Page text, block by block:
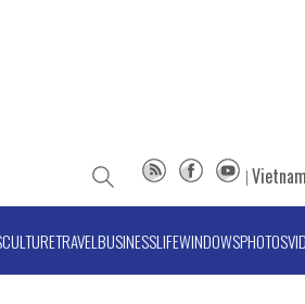
CULTURETRAVELBUSINESSLIFEWINDOWSPHOTOS